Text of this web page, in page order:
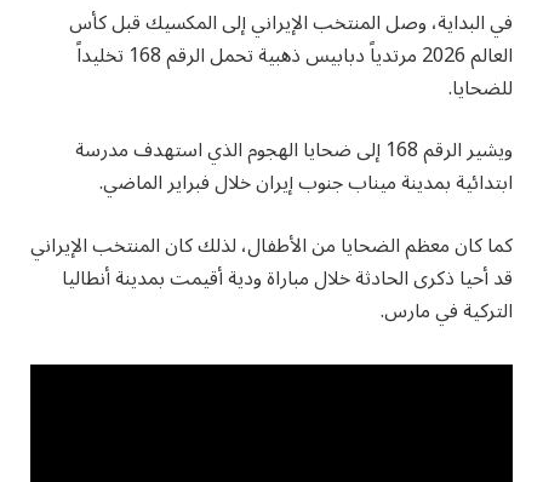
في البداية، وصل المنتخب الإيراني إلى المكسيك قبل كأس
العالم 2026 مرتدياً دبابيس ذهبية تحمل الرقم 168 تخليداً
للضحايا.
ويشير الرقم 168 إلى ضحايا الهجوم الذي استهدف مدرسة
ابتدائية بمدينة ميناب جنوب إيران خلال فبراير الماضي.
كما كان معظم الضحايا من الأطفال، لذلك كان المنتخب الإيراني
قد أحيا ذكرى الحادثة خلال مباراة ودية أقيمت بمدينة أنطاليا
التركية في مارس.